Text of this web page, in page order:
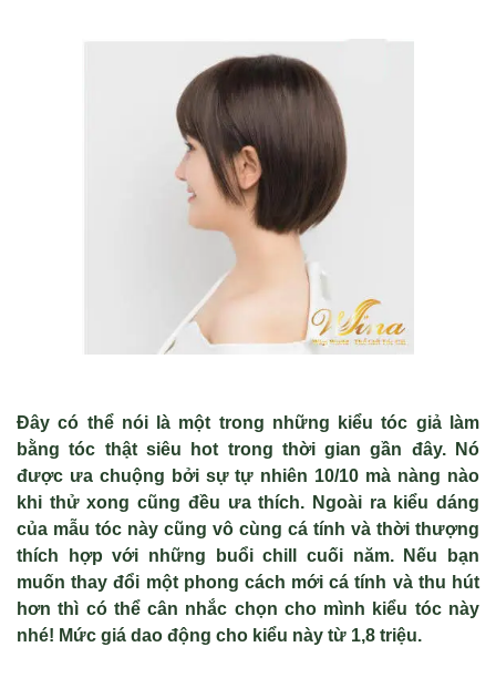
Đây có thể nói là một trong những kiểu tóc giả làm
bằng tóc thật siêu hot trong thời gian gần đây. Nó
được ưa chuộng bởi sự tự nhiên 10/10 mà nàng nào
khi thử xong cũng đều ưa thích. Ngoài ra kiểu dáng
của mẫu tóc này cũng vô cùng cá tính và thời thượng
thích hợp với những buổi chill cuối năm. Nếu bạn
muốn thay đổi một phong cách mới cá tính và thu hút
hơn thì có thể cân nhắc chọn cho mình kiểu tóc này
nhé! Mức giá dao động cho kiểu này từ 1,8 triệu.